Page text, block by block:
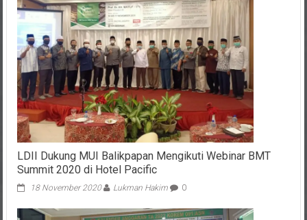
LDII Dukung MUI Balikpapan Mengikuti Webinar BMT
Summit 2020 di Hotel Pacific
18 November 2020 Lukman Hakim 0